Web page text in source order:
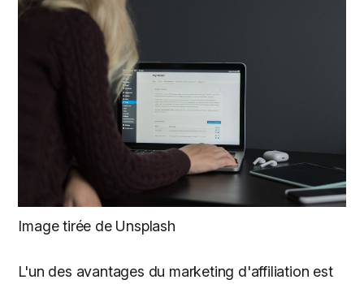
Image tirée de Unsplash
L'un des avantages du marketing d'affiliation est